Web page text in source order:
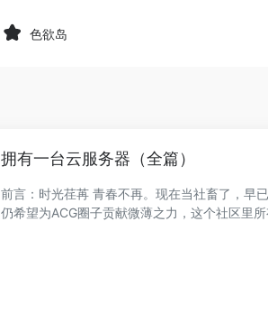
色欲岛
拥有一台云服务器（全篇）
前言：时光荏苒 青春不再。现在当社畜了，早
仍希望为ACG圈子贡献微薄之力，这个社区里